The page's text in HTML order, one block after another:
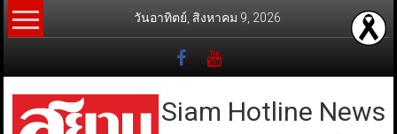
Skip
to
วันอาทิตย์, สิงหาคม 9, 2026
Siam Hotline News